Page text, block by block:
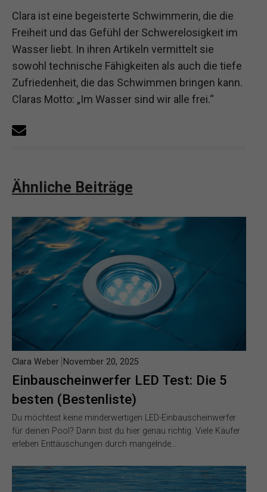
Clara ist eine begeisterte Schwimmerin, die die
Freiheit und das Gefühl der Schwerelosigkeit im
Wasser liebt. In ihren Artikeln vermittelt sie
sowohl technische Fähigkeiten als auch die tiefe
Zufriedenheit, die das Schwimmen bringen kann.
Claras Motto: „Im Wasser sind wir alle frei.“
Ähnliche Beiträge
Einbauscheinwerfer LED Test: Die 5
besten (Bestenliste)
Clara Weber November 20, 2025
Du möchtest keine minderwertigen LED-Einbauscheinwerfer
für deinen Pool? Dann bist du hier genau richtig. Viele Käufer
erleben Enttäuschungen durch mangelnde…